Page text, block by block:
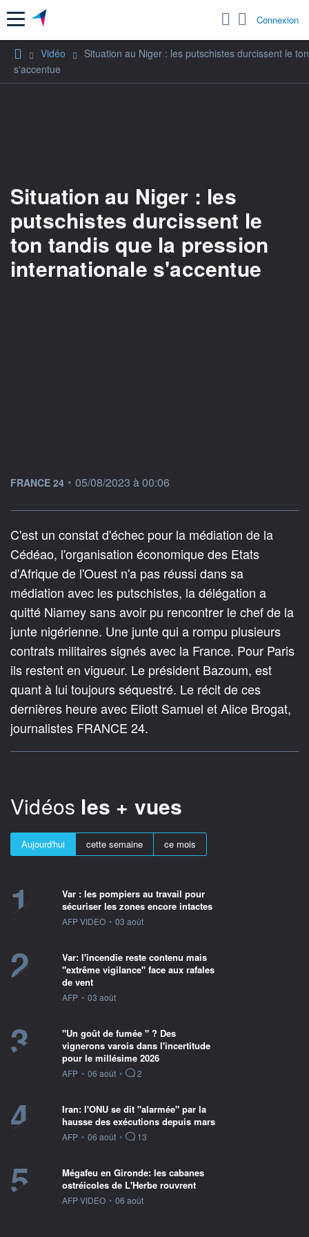
Menu Connexion
Vidéo
Situation au Niger : les putschistes durcissent le
s'accentue
Situation au Niger : les
putschistes durcissent le
ton tandis que la pression
internationale s'accentue
information fournie par
FRANCE 24 • 05/08/2023 à 00:06
C'est un constat d'échec pour la médiation de la
Cédéao, l'organisation économique des Etats
d'Afrique de l'Ouest n'a pas réussi dans sa
médiation avec les putschistes, la délégation a
quitté Niamey sans avoir pu rencontrer le chef de la
junte nigérienne. Une junte qui a rompu plusieurs
contrats militaires signés avec la France. Pour Paris
ils restent en vigueur. Le président Bazoum, est
quant à lui toujours séquestré. Le récit de ces
dernières heure avec Eliott Samuel et Alice Brogat,
journalistes FRANCE 24.
Vidéos les + vues
Aujourd'hui cette semaine ce mois
1
Var : les pompiers au travail pour
sécuriser les zones encore intactes
information fournie par
AFP VIDEO • 03 août
2
Var: l'incendie reste contenu mais
"extrême vigilance" face aux rafales
de vent
information fournie par
AFP • 03 août
3
"Un goût de fumée " ? Des
vignerons varois dans l'incertitude
pour le millésime 2026
information fournie par
AFP • 06 août • 2
4
Iran: l'ONU se dit "alarmée" par la
hausse des exécutions depuis mars
information fournie par
AFP • 06 août • 13
5
Mégafeu en Gironde: les cabanes
ostréicoles de L'Herbe rouvrent
information fournie par
AFP VIDEO • 06 août